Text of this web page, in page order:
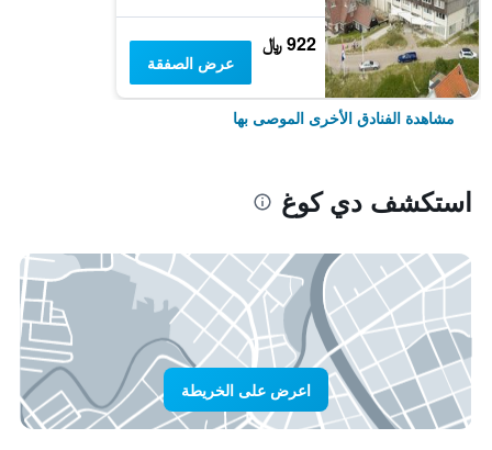
922 ﷼
عرض الصفقة
مشاهدة الفنادق الأخرى الموصى بها
استكشف دي كوغ
اعرض على الخريطة